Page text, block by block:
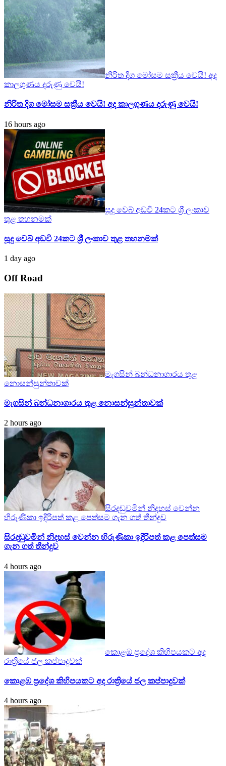
නිරිත දිග මෝසම සක්‍රීය වෙයි! අද
කාලගුණය දරුණු වෙයි!
නිරිත දිග මෝසම සක්‍රීය වෙයි! අද කාලගුණය දරුණු වෙයි!
16 hours ago
සූදු වෙබ් අඩවි 24කට ශ්‍රී ලංකාව
තුළ තහනමක්
සූදු වෙබ් අඩවි 24කට ශ්‍රී ලංකාව තුළ තහනමක්
1 day ago
Off Road
මැගසින් බන්ධනාගාරය තුළ
නොසන්සුන්තාවක්
මැගසින් බන්ධනාගාරය තුළ නොසන්සුන්තාවක්
2 hours ago
සිරදඬුවමින් නිදහස් වෙන්න
හිරුණිකා ඉදිරිපත් කළ පෙත්සම ගැන ගත් තීන්දුව
සිරදඬුවමින් නිදහස් වෙන්න හිරුණිකා ඉදිරිපත් කළ පෙත්සම
ගැන ගත් තීන්දුව
4 hours ago
කොළඹ ප්‍රදේශ කිහිපයකට අද
රාත්‍රියේ ජල කප්පාදුවක්
කොළඹ ප්‍රදේශ කිහිපයකට අද රාත්‍රියේ ජල කප්පාදුවක්
4 hours ago